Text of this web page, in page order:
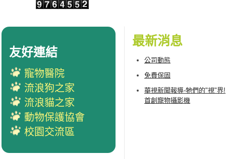
最新消息
公司動態
免費保固
華視新聞報導-牠們的"視"界!
首創寵物攝影機
友好連結
寵物醫院
流浪狗之家
流浪貓之家
動物保護協會
校園交流區